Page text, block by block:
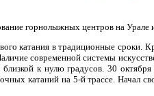
горнолыжных центров на Урале
катания в традиционные сроки.
современной системы
к нулю градусов. 30 октября
катаний на 5-й трассе. Начал